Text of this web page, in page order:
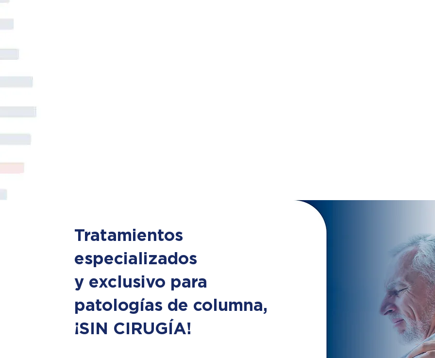
Tratamientos
especializados
y exclusivo para
patologías de columna,
¡SIN CIRUGÍA!